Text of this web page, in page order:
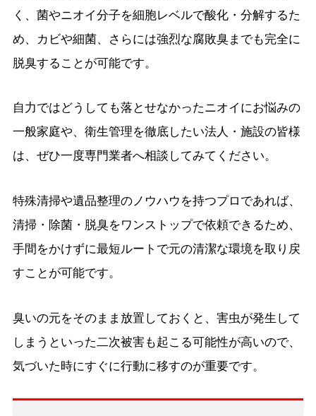
く、菌やニオイ分子を細胞レベルで酸化・分解するた
め、カビや細菌、さらには強烈な腐敗臭までも完全に
脱臭することが可能です。
自力ではどうしても落とせなかったニオイにお悩みの
一般家庭や、衛生管理を徹底したい法人・施設の皆様
は、ぜひ一度専門業者へ相談してみてください。
特殊清掃や遺品整理のノウハウを持つプロであれば、
清掃・除菌・脱臭をワンストップで依頼できるため、
手間をかけずに最短ルートで元の清潔な環境を取り戻
すことが可能です。
臭いの元をそのまま放置しておくと、害虫が発生して
しまうといった二次被害も起こる可能性が高いので、
気づいた時にすぐに行動に移すのが重要です。